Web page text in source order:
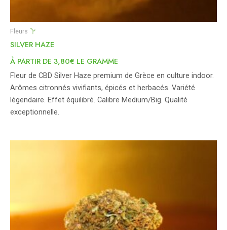
Fleurs
SILVER HAZE
À PARTIR DE 3,80€ LE GRAMME
Fleur de CBD Silver Haze premium de Grèce en culture indoor.
Arômes citronnés vivifiants, épicés et herbacés. Variété
légendaire. Effet équilibré. Calibre Medium/Big. Qualité
exceptionnelle.